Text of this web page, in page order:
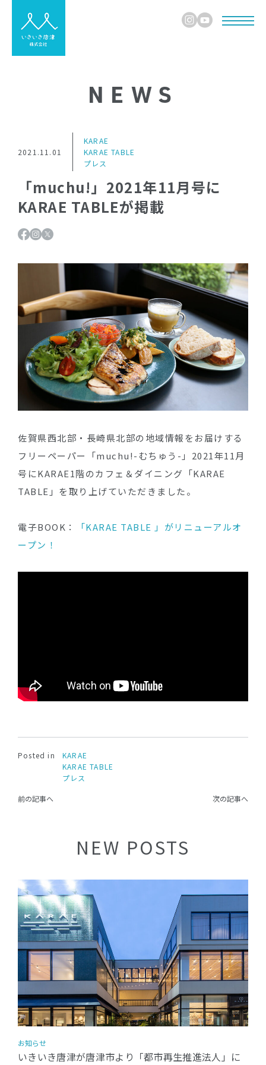
NEWS
NEW POSTS
お知らせ
いきいき唐津が唐津市より「都市再生推進法人」に
2021.11.01
KARAE
KARAE TABLE
プレス
「muchu!」2021年11月号に
KARAE TABLEが掲載
佐賀県西北部・長崎県北部の地域情報をお届けする
フリーペーパー「muchu!-むちゅう-」2021年11月
号にKARAE1階のカフェ＆ダイニング「KARAE
TABLE」を取り上げていただきました。
電子BOOK：
「KARAE TABLE 」がリニューアルオ
ープン！
Posted in
KARAE
KARAE TABLE
プレス
前の記事へ 次の記事へ